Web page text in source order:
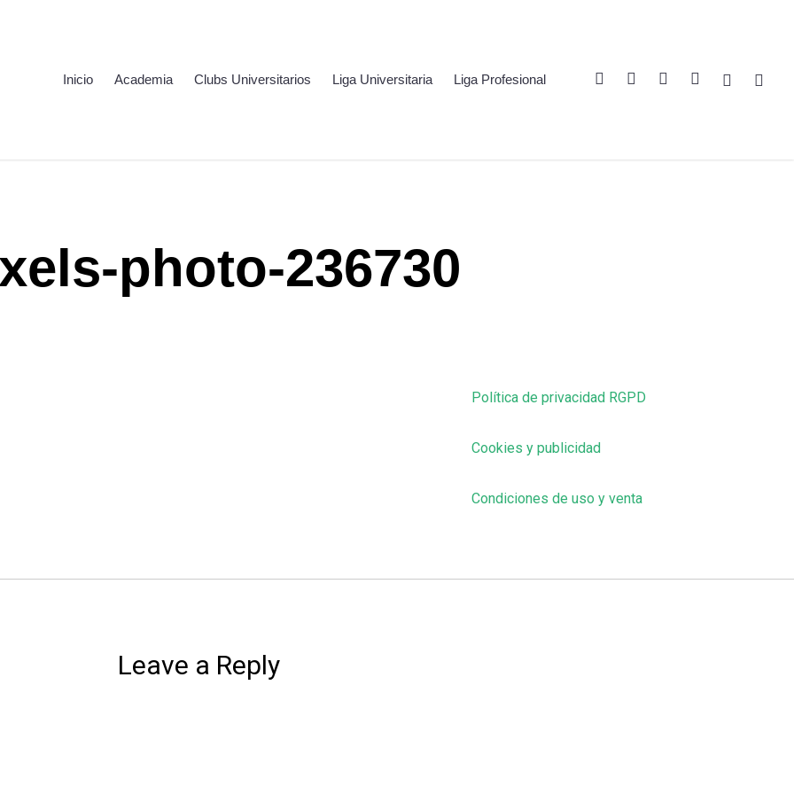
Inicio Academia Clubs Universitarios Liga Universitaria Liga Profesional Twitter LinkedinYoutubeInstagramSpotify Twitch
photo-236730
Política de privacidad RGPD
Cookies y publicidad
Condiciones de uso y venta
Leave a Reply